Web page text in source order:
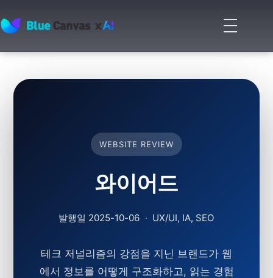
BLUECANVAS
메
뉴
기
WEBSITE REVIEW
와이어드
발행일 2025-10-06 · UX/UI, IA, SEO
테크 저널리즘의 강점을 지닌 브랜드가 웹
에서 정보를 어떻게 구조화하고, 읽는 경험